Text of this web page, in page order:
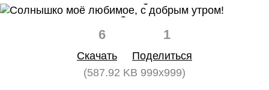
6 1
Скачать
Поделиться
(587.92 KB 999x999)